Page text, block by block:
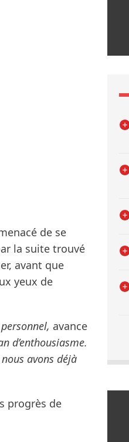
de se
la suite trouvé
avant que
yeux de
avance
d’enthousiasme.
avons déjà
progrès de